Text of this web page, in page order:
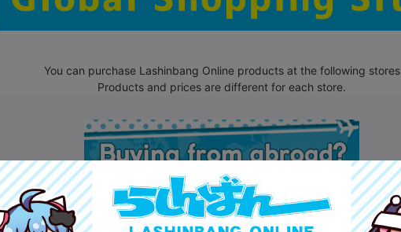
You can purchase Lashinbang Online products at the following stores
Products and prices are different for each store.